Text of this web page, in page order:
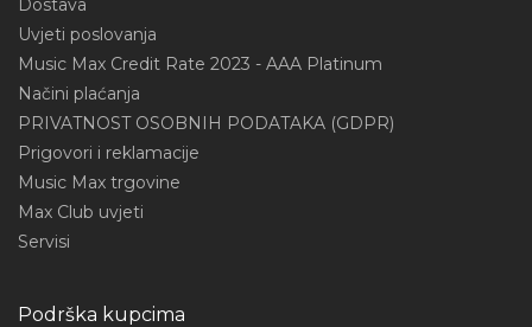
Uvjeti poslovanja
Music Max Credit Rate 2023 - AAA Platinum
Načini plaćanja
PRIVATNOST OSOBNIH PODATAKA (GDPR)
Prigovori i reklamacije
Music Max trgovine
Max Club uvjeti
Servisi
Podrška kupcima